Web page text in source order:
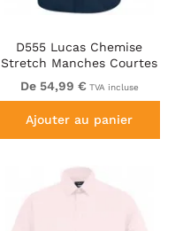
D555 Lucas Chemise
Stretch Manches Courtes
Anti-Taches Sans
Repassage Bleu Marine
De 54,99 € TVA incluse
Ajouter au panier